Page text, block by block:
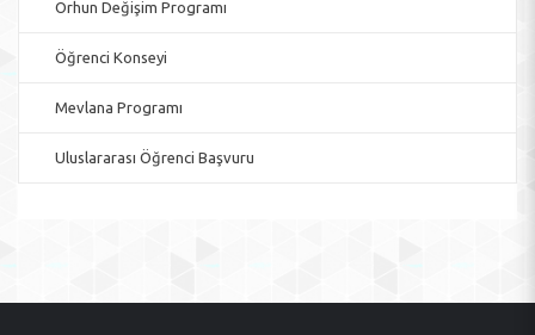
Orhun Değişim Programı
Öğrenci Konseyi
Mevlana Programı
Uluslararası Öğrenci Başvuru